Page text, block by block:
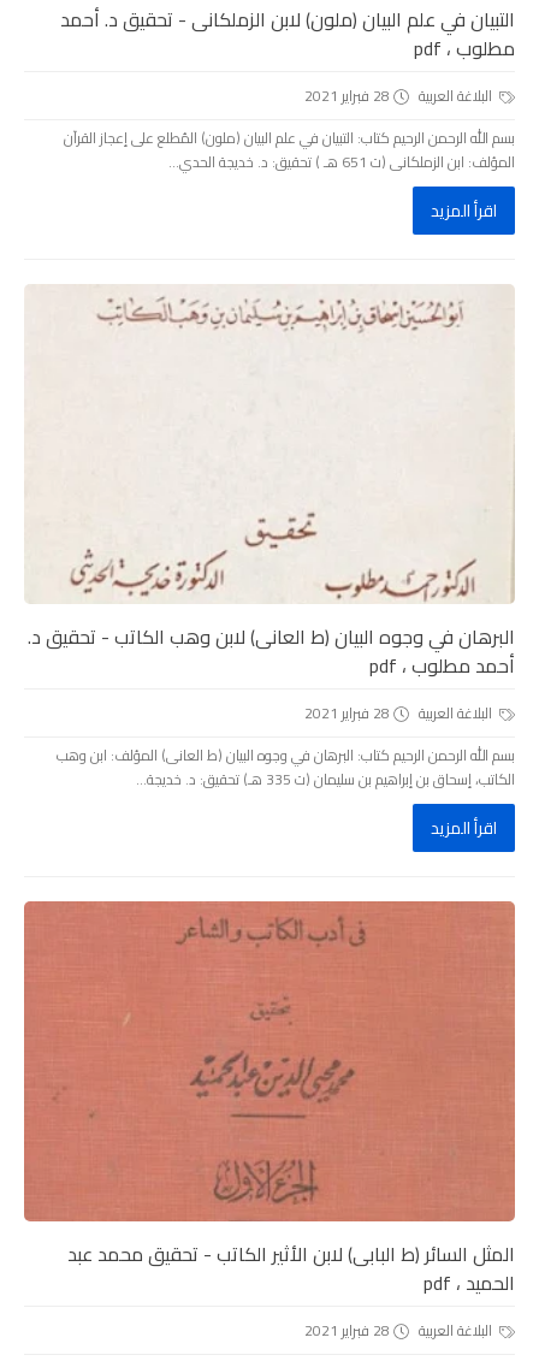
التبيان في علم البيان (ملون) لابن الزملكانى - تحقيق د. أحمد
مطلوب ، pdf
البلاغة العربية
28 فبراير 2021
بسم الله الرحمن الرحيم كتاب: التبيان في علم البيان (ملون) المُطلع على إعجاز القرآن
المؤلف: ابن الزملكانى (ت 651 هـ ) تحقيق: د. خديجة الحدي...
اقرأ المزيد
البرهان في وجوه البيان (ط العانى) لابن وهب الكاتب - تحقيق د.
أحمد مطلوب ، pdf
البلاغة العربية
28 فبراير 2021
بسم الله الرحمن الرحيم كتاب: البرهان في وجوه البيان (ط العانى) المؤلف: ابن وهب
الكاتب، إسحاق بن إبراهيم بن سليمان (ت 335 هـ) تحقيق: د. خديجة...
اقرأ المزيد
المثل السائر (ط البابى) لابن الأثير الكاتب - تحقيق محمد عبد
الحميد ، pdf
البلاغة العربية
28 فبراير 2021